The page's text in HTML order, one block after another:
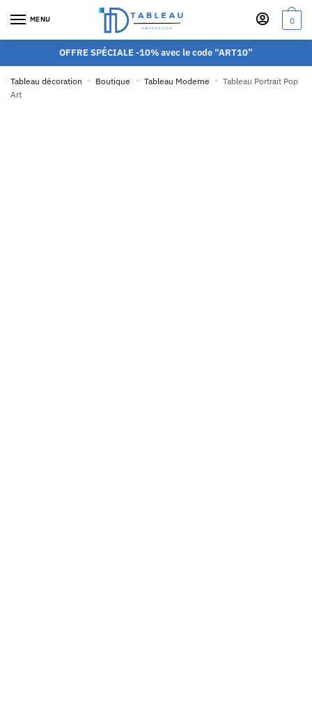
MENU 0
OFFRE SPÉCIALE -10% avec le code “ART10”
Tableau décoration » Boutique » Tableau Moderne » Tableau Portrait Pop
Art